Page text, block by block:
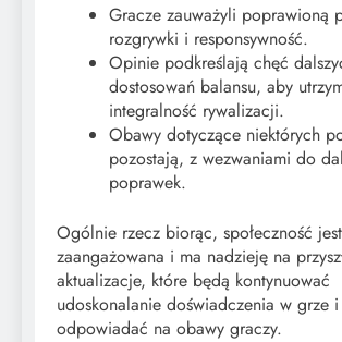
Gracze zauważyli poprawioną
rozgrywki i responsywność.
Opinie podkreślają chęć
dostosowań balansu, aby
integralność rywalizacji.
Obawy dotyczące niektórych
pozostają, z wezwaniami do
poprawek.
Ogólnie rzecz biorąc, społeczność jest
zaangażowana i ma nadzieję na
aktualizacje, które będą kontynuować
udoskonalanie doświadczenia w grze i
odpowiadać na obawy graczy.